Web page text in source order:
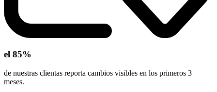
el 85%
de nuestras clientas reporta cambios visibles en los primeros 3
meses.